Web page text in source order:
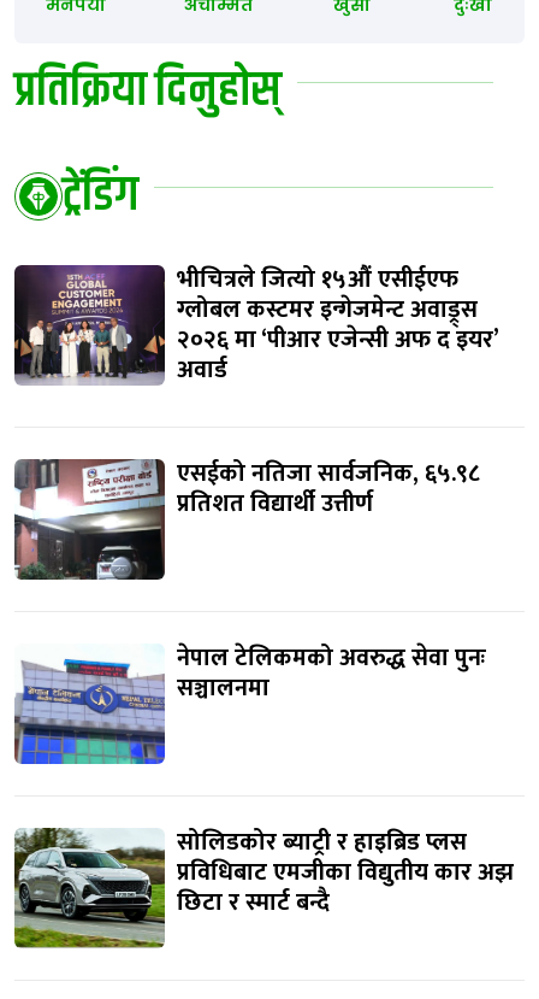
प्रतिक्रिया दिनुहोस्
ट्रेंडिंग
भीचित्रले जित्यो १५औं एसीईएफ
ग्लोबल कस्टमर इन्गेजमेन्ट अवाड्र्स
२०२६ मा ‘पीआर एजेन्सी अफ द इयर’
अवार्ड
एसईको नतिजा सार्वजनिक, ६५.९८
प्रतिशत विद्यार्थी उत्तीर्ण
नेपाल टेलिकमको अवरुद्ध सेवा पुनः
सञ्चालनमा
सोलिडकोर ब्याट्री र हाइब्रिड प्लस
प्रविधिबाट एमजीका विद्युतीय कार अझ
छिटा र स्मार्ट बन्दै